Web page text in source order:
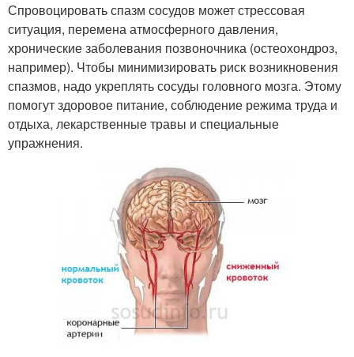
Спровоцировать спазм сосудов может стрессовая
ситуация, перемена атмосферного давления,
хронические заболевания позвоночника (остеохондроз,
например). Чтобы минимизировать риск возникновения
спазмов, надо укреплять сосуды головного мозга. Этому
помогут здоровое питание, соблюдение режима труда и
отдыха, лекарственные травы и специальные
упражнения.